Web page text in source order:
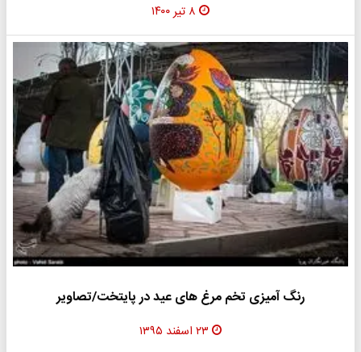
۸ تیر ۱۴۰۰
رنگ آمیزی تخم مرغ های عید در پایتخت/تصاویر
۲۳ اسفند ۱۳۹۵